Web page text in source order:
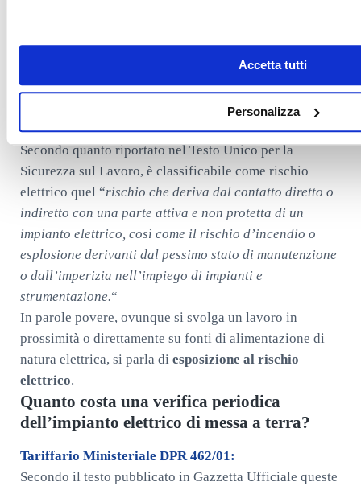
Accetta tutti
Personalizza
fulminato.
Cosa si intende per rischio elettrico?
Secondo quanto riportato nel Testo Unico per la
Sicurezza sul Lavoro, è classificabile come rischio
elettrico quel “rischio che deriva dal contatto diretto o
indiretto con una parte attiva e non protetta di un
impianto elettrico, così come il rischio d’incendio o
esplosione derivanti dal pessimo stato di manutenzione
o dall’imperizia nell’impiego di impianti e
strumentazione.“
In parole povere, ovunque si svolga un lavoro in
prossimità o direttamente su fonti di alimentazione di
natura elettrica, si parla di esposizione al rischio
elettrico.
Quanto costa una verifica periodica
dell’impianto elettrico di messa a terra?
Tariffario Ministeriale DPR 462/01:
Secondo il testo pubblicato in Gazzetta Ufficiale queste